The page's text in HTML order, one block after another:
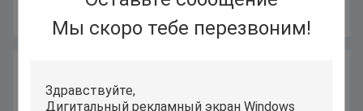
Мы скоро тебе перезвоним!